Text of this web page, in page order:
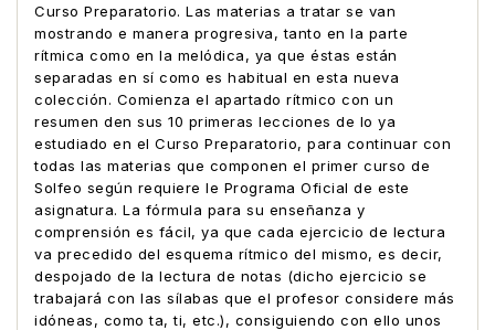
Curso Preparatorio. Las materias a tratar se van
mostrando e manera progresiva, tanto en la parte
rítmica como en la melódica, ya que éstas están
separadas en sí como es habitual en esta nueva
colección. Comienza el apartado rítmico con un
resumen den sus 10 primeras lecciones de lo ya
estudiado en el Curso Preparatorio, para continuar con
todas las materias que componen el primer curso de
Solfeo según requiere le Programa Oficial de este
asignatura. La fórmula para su enseñanza y
comprensión es fácil, ya que cada ejercicio de lectura
va precedido del esquema rítmico del mismo, es decir,
despojado de la lectura de notas (dicho ejercicio se
trabajará con las sílabas que el profesor considere más
idóneas, como ta, ti, etc.), consiguiendo con ello unos